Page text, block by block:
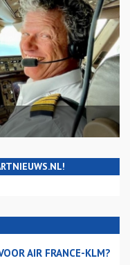
AIR FRANCE-KLM?